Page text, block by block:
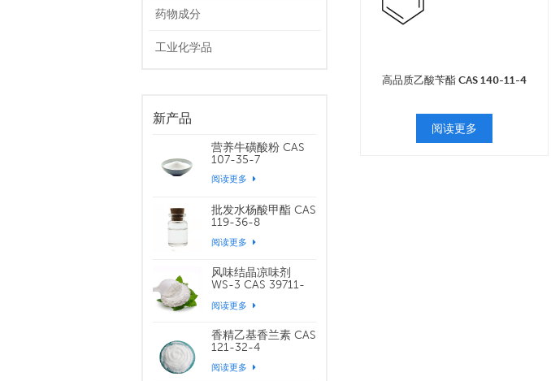
药物成分
工业化学品
新产品
营养牛磺酸粉 CAS
107-35-7
阅读更多
批发水杨酸甲酯 CAS
119-36-8
阅读更多
风味结晶凉味剂
WS-3 CAS 39711-
阅读更多
香精乙基香兰素 CAS
121-32-4
阅读更多
高品质乙酸苄酯 CAS 140-11-4
阅读更多